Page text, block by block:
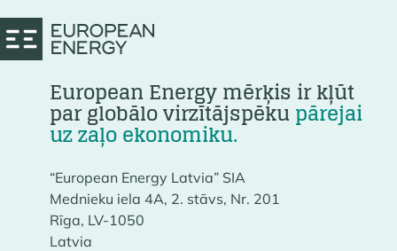
European Energy mērķis ir kļūt
par globālo virzītājspēkupārejai
uz zaļo ekonomiku.
“European Energy Latvia” SIA
Mednieku iela 4A, 2. stāvs, Nr. 201
Rīga, LV-1050
Latvia